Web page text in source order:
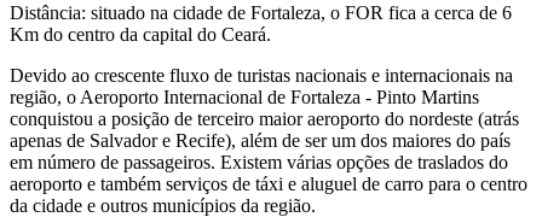
Distância: situado na cidade de Fortaleza, o FOR fica a cerca de 6
Km do centro da capital do Ceará.
Devido ao crescente fluxo de turistas nacionais e internacionais na
região, o Aeroporto Internacional de Fortaleza - Pinto Martins
conquistou a posição de terceiro maior aeroporto do nordeste (atrás
apenas de Salvador e Recife), além de ser um dos maiores do país
em número de passageiros. Existem várias opções de traslados do
aeroporto e também serviços de táxi e aluguel de carro para o centro
da cidade e outros municípios da região.